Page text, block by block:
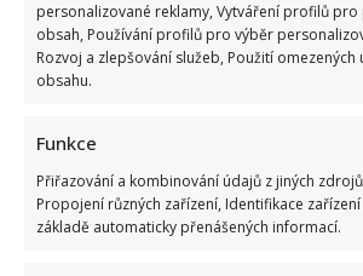
personalizované reklamy, Vytváření profilů
obsah, Používání profilů pro výběr
Rozvoj a zlepšování služeb, Použití omezených
obsahu.
Funkce
Přiřazování a kombinování údajů z jiných
Propojení různých zařízení, Identifikace zařízení
základě automaticky přenášených informací.
Stačila jedna fotka z dovolené, aby se na
kritika: Lidé spekulují, kde se koupe